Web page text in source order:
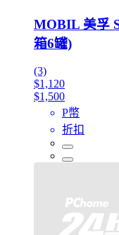
MOBIL 美孚
箱6罐)
(3)
$1,120
$1,500
P幣
折扣